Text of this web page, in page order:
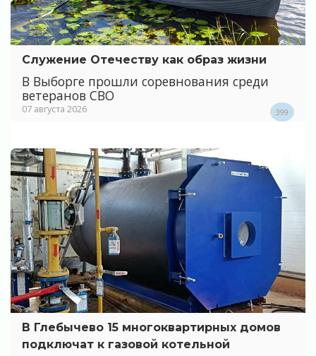
Служение Отечеству как образ жизни
В Выборге прошли соревнования среди
ветеранов СВО
07 августа 2026 399
В Глебычево 15 многоквартирных домов
подключат к газовой котельной